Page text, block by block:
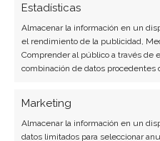
Estadísticas
Almacenar la información en un
el rendimiento de la publicidad,
Comprender al público a través de
combinación de datos
Marketing
Almacenar la información en un
datos limitados para seleccionar
consumo digital. Más
industria
Ver todos